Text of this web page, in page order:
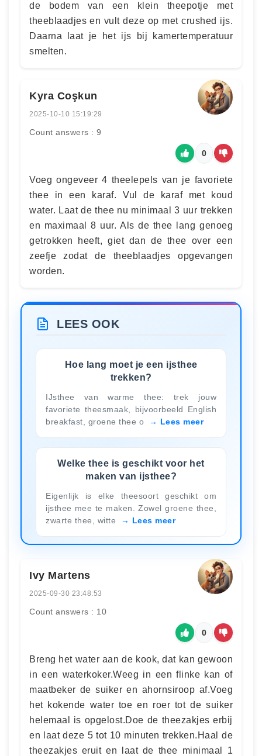
de bodem van een klein theepotje met
theeblaadjes en vult deze op met crushed ijs.
Daarna laat je het ijs bij kamertemperatuur
smelten.
Kyra Coşkun
2025-10-10 15:19:29
Count answers : 9
0
Voeg ongeveer 4 theelepels van je favoriete
thee in een karaf. Vul de karaf met koud
water. Laat de thee nu minimaal 3 uur trekken
en maximaal 8 uur. Als de thee lang genoeg
getrokken heeft, giet dan de thee over een
zeefje zodat de theeblaadjes opgevangen
worden.
LEES OOK
Hoe lang moet je een ijsthee
trekken?
IJsthee van warme thee: trek jouw
favoriete theesmaak, bijvoorbeeld English
breakfast, groene thee o
Lees meer
Welke thee is geschikt voor het
maken van ijsthee?
Eigenlijk is elke theesoort geschikt om
ijsthee mee te maken. Zowel groene thee,
zwarte thee, witte
Lees meer
Ivy Martens
2025-09-30 23:48:53
Count answers : 10
0
Breng het water aan de kook, dat kan gewoon
in een waterkoker.Weeg in een flinke kan of
maatbeker de suiker en ahornsiroop af.Voeg
het kokende water toe en roer tot de suiker
helemaal is opgelost.Doe de theezakjes erbij
en laat deze 5 tot 10 minuten trekken.Haal de
theezakjes eruit en laat de thee minimaal 1